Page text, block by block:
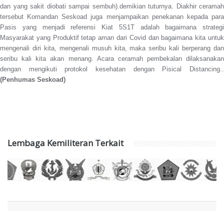
dan yang sakit diobati sampai sembuh).demikian tuturnya. Diakhir ceramah
tersebut Komandan Seskoad juga menjampaikan penekanan kepada para
Pasis yang menjadi referensi Kiat 5S1T adalah bagaimana strategi
Masyarakat yang Produktif tetap aman dari Covid dan bagaimana kita untuk
mengenali diri kita, mengenali musuh kita, maka seribu kali berperang dan
seribu kali kita akan menang. Acara ceramah pembekalan dilaksanakan
dengan mengikuti protokol kesehatan dengan Pisical Distancing.
(Penhumas Seskoad)
Lembaga Kemiliteran Terkait